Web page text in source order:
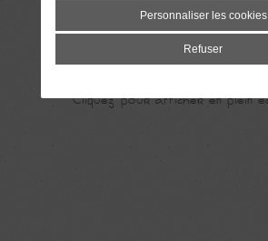
Personnaliser les cookies
Refuser